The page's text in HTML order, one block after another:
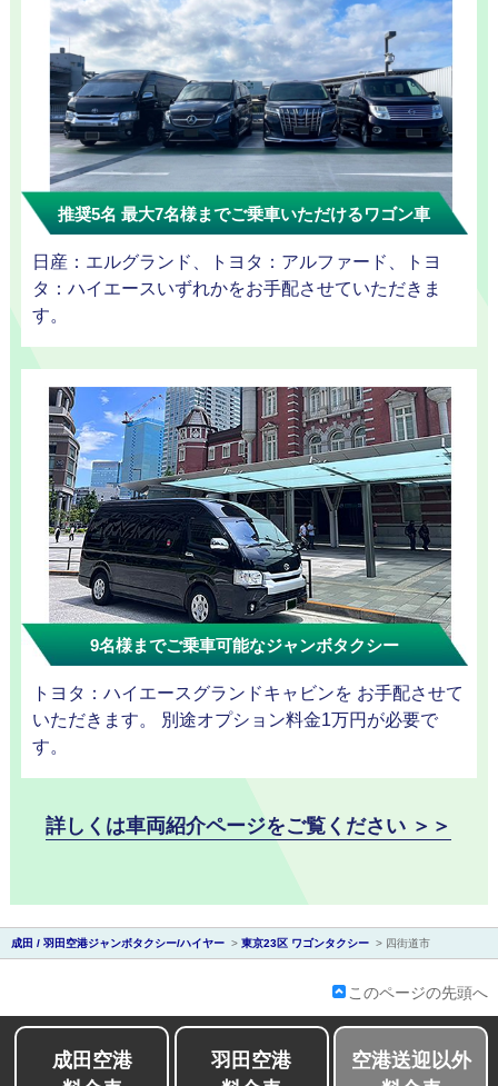
迎プラン
観光タクシー
成
田
会社紹介
推奨5名 最大7名様までご乗車いただけるワゴン車
日産：エルグランド、トヨタ：アルファード、トヨ
タ：ハイエースいずれかをお手配させていただきま
す。
9名様までご乗車可能なジャンボタクシー
トヨタ：ハイエースグランドキャビンを お手配させて
いただきます。 別途オプション料金1万円が必要で
す。
詳しくは車両紹介ページをご覧ください ＞＞
成田 / 羽田空港ジャンボタクシー/ハイヤー > 東京23区 ワゴンタクシー > 四街道市
このページの先頭へ
成田空港
羽田空港
空港送迎以外